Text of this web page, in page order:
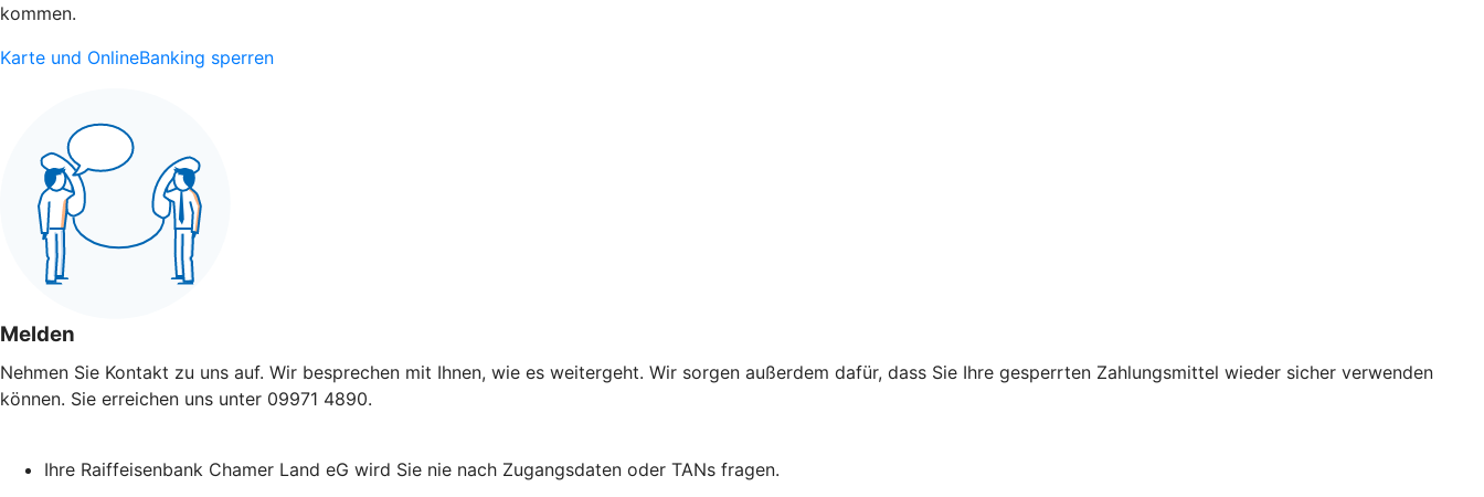
kommen.
Karte und OnlineBanking sperren
Melden
Nehmen Sie Kontakt zu uns auf. Wir besprechen mit Ihnen, wie es weitergeht. Wir sorgen außerdem dafür, dass Sie Ihre gesperrten Zahlungsmittel wieder sicher verwenden
können. Sie erreichen uns unter 09971 4890.
Ihre Raiffeisenbank Chamer Land eG wird Sie nie nach Zugangsdaten oder TANs fragen.